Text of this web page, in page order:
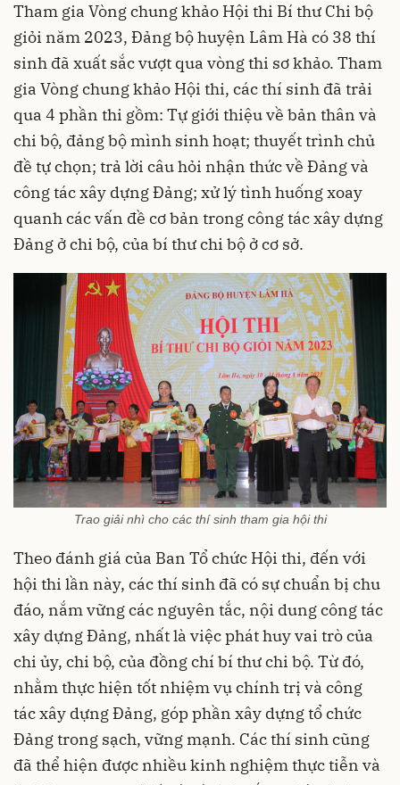
Tham gia Vòng chung khảo Hội thi Bí thư Chi bộ
giỏi năm 2023, Đảng bộ huyện Lâm Hà có 38 thí
sinh đã xuất sắc vượt qua vòng thi sơ khảo. Tham
gia Vòng chung khảo Hội thi, các thí sinh đã trải
qua 4 phần thi gồm: Tự giới thiệu về bản thân và
chi bộ, đảng bộ mình sinh hoạt; thuyết trình chủ
đề tự chọn; trả lời câu hỏi nhận thức về Đảng và
công tác xây dựng Đảng; xử lý tình huống xoay
quanh các vấn đề cơ bản trong công tác xây dựng
Đảng ở chi bộ, của bí thư chi bộ ở cơ sở.
Trao giải nhì cho các thí sinh tham gia hội thi
Theo đánh giá của Ban Tổ chức Hội thi, đến với
hội thi lần này, các thí sinh đã có sự chuẩn bị chu
đáo, nắm vững các nguyên tắc, nội dung công tác
xây dựng Đảng, nhất là việc phát huy vai trò của
chi ủy, chi bộ, của đồng chí bí thư chi bộ. Từ đó,
nhằm thực hiện tốt nhiệm vụ chính trị và công
tác xây dựng Đảng, góp phần xây dựng tổ chức
Đảng trong sạch, vững mạnh. Các thí sinh cũng
đã thể hiện được nhiều kinh nghiệm thực tiễn và